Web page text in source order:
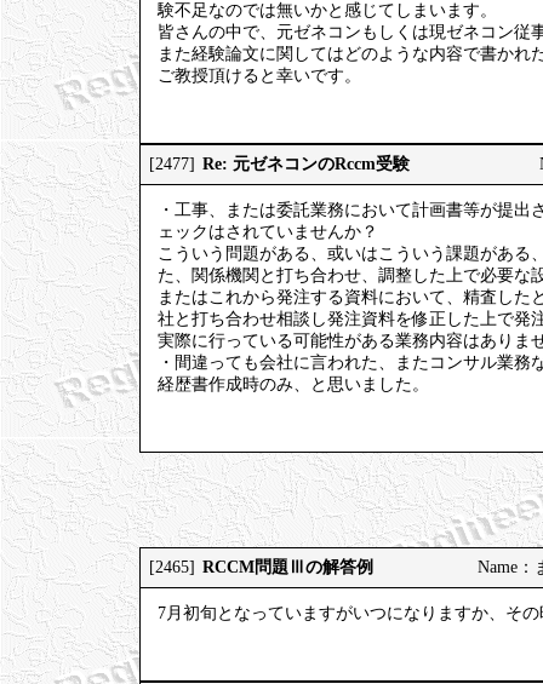
験不足なのでは無いかと感じてしまいます。
皆さんの中で、元ゼネコンもしくは現ゼネコン従
また経験論文に関してはどのような内容で書かれ
ご教授頂けると幸いです。
[2477] Re: 元ゼネコンのRccm受験
・工事、または委託業務において計画書等が提
ェックはされていませんか？
こういう問題がある、或いはこういう課題があ
た、関係機関と打ち合わせ、調整した上で必要な
またはこれから発注する資料において、精査し
社と打ち合わせ相談し発注資料を修正した上で発
実際に行っている可能性がある業務内容はありま
・間違っても会社に言われた、またコンサル業
経歴書作成時のみ、と思いました。
[2465] RCCM問題Ⅲの解答例 Name
7月初旬となっていますがいつになりますか、そ